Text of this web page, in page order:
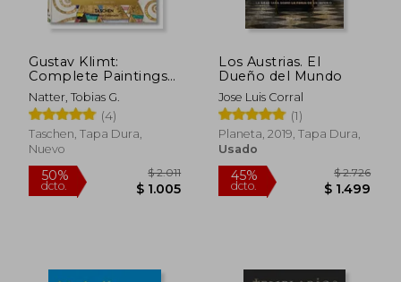
Gustav Klimt:
Complete Paintings
(en Inglés)
Natter, Tobias G.
(4)
Taschen, Tapa Dura,
Nuevo
Los Austrias. El
Dueño del Mundo
Jose Luis Corral
(1)
Planeta, 2019, Tapa Dura,
Usado